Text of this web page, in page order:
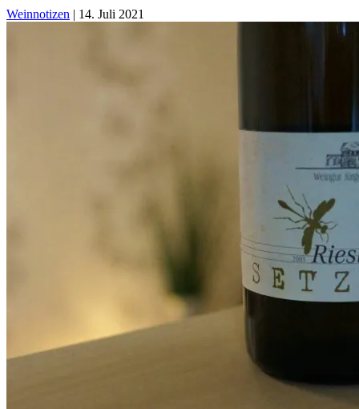
Weinnotizen | 14. Juli 2021